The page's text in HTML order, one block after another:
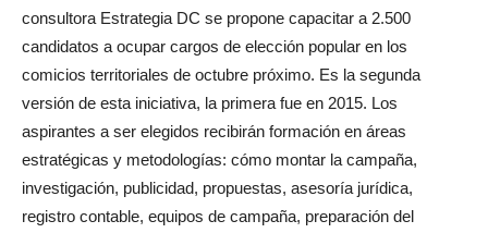
consultora Estrategia DC se propone capacitar a 2.500
candidatos a ocupar cargos de elección popular en los
comicios territoriales de octubre próximo. Es la segunda
versión de esta iniciativa, la primera fue en 2015. Los
aspirantes a ser elegidos recibirán formación en áreas
estratégicas y metodologías: cómo montar la campaña,
investigación, publicidad, propuestas, asesoría jurídica,
registro contable, equipos de campaña, preparación del